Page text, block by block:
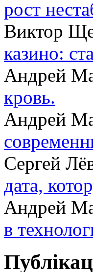
рост
Виктор
казино:
Андрей
кровь.
Андрей
Сергей
дата,
Андрей
в